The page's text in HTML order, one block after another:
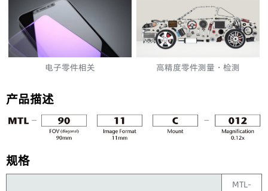
电子零件相关
高精度零件测量・检测
产品描述
规格
MTL-